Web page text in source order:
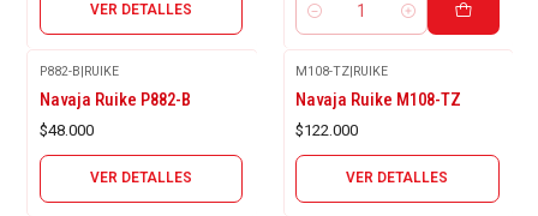
VER DETALLES
Cantidad
P882-B|RUIKE
Navaja Ruike P882-B
$48.000
VER DETALLES
M108-TZ|RUIKE
Navaja Ruike M108-TZ
$122.000
VER DETALLES